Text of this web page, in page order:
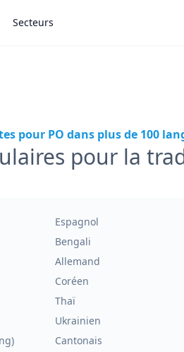
Secteurs
pour PO dans plus de 100
pour la
Espagnol
Bengali
Allemand
Coréen
Thaï
Ukrainien
Cantonais